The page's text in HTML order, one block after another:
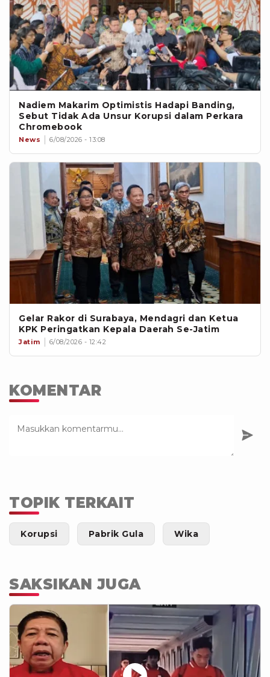
Nadiem Makarim Optimistis Hadapi Banding,
Sebut Tidak Ada Unsur Korupsi dalam Perkara
Chromebook
News 6/08/2026 - 13:08
Gelar Rakor di Surabaya, Mendagri dan Ketua
KPK Peringatkan Kepala Daerah Se-Jatim
Jatim 6/08/2026 - 12:42
KOMENTAR
TOPIK TERKAIT
Korupsi Pabrik Gula Wika
SAKSIKAN JUGA